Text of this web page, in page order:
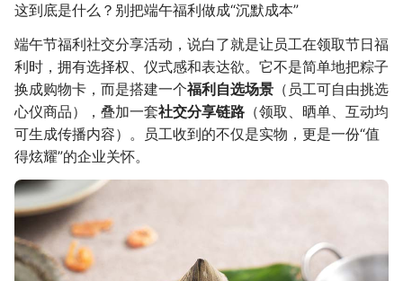
这到底是什么？别把端午福利做成“沉默成本”
端午节福利社交分享活动，说白了就是让员工在领取节日福
利时，拥有选择权、仪式感和表达欲。它不是简单地把粽子
换成购物卡，而是搭建一个福利自选场景 （员工可自由挑选
心仪商品），叠加一套社交分享链路 （领取、晒单、互动均
可生成传播内容）。员工收到的不仅是实物，更是一份“值
得炫耀”的企业关怀。